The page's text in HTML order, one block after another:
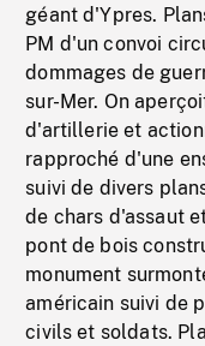
géant d'Ypres.
PM d'un convoi
dommages de
sur-Mer. On
d'artillerie et
rapproché d'une
suivi de divers
de chars d'assaut
pont de bois
monument
américain suivi de
civils et soldats.